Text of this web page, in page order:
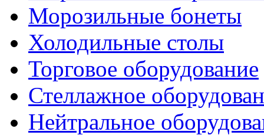
Морозильные бонеты
Холодильные столы
Торговое оборудование
Стеллажное
Нейтральное